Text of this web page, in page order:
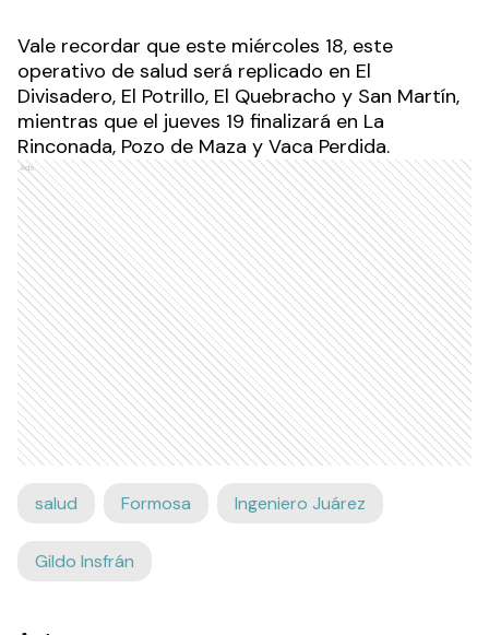
Vale recordar que este miércoles 18, este
operativo de salud será replicado en El
Divisadero, El Potrillo, El Quebracho y San Martín,
mientras que el jueves 19 finalizará en La
Rinconada, Pozo de Maza y Vaca Perdida.
Ads
salud Formosa Ingeniero Juárez
Gildo Insfrán